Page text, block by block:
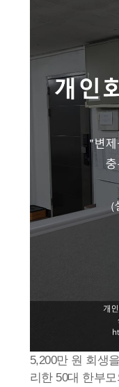
5,200만 원 회생
리한 50대 한부